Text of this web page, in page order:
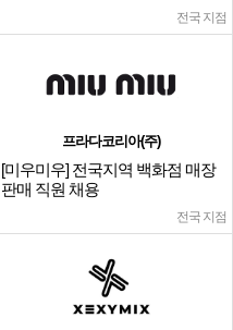
전국 지점
프라다코리아(주)
[미우미우] 전국지역 백화점 매장
판매 직원 채용
전국 지점